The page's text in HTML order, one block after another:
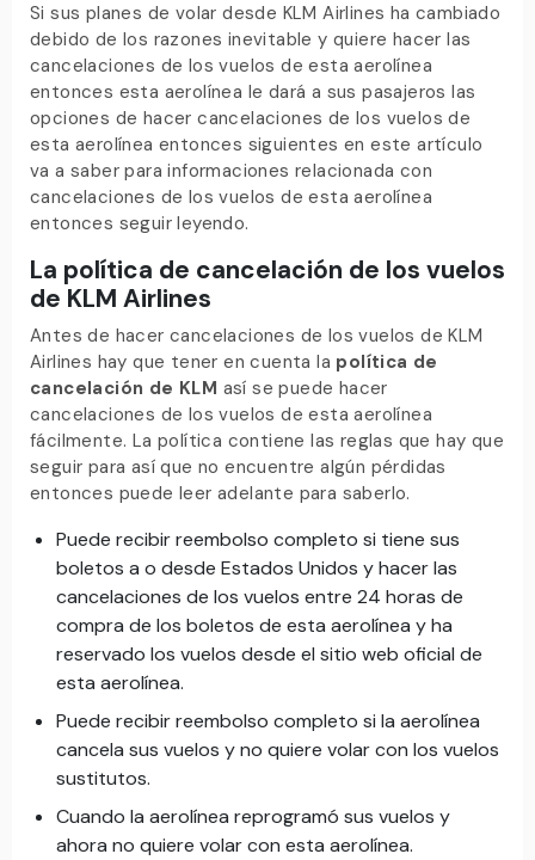
Si sus planes de volar desde KLM Airlines ha cambiado
debido de los razones inevitable y quiere hacer las
cancelaciones de los vuelos de esta aerolínea
entonces esta aerolínea le dará a sus pasajeros las
opciones de hacer cancelaciones de los vuelos de
esta aerolínea entonces siguientes en este artículo
va a saber para informaciones relacionada con
cancelaciones de los vuelos de esta aerolínea
entonces seguir leyendo.
La política de cancelación de los vuelos
de KLM Airlines
Antes de hacer cancelaciones de los vuelos de KLM
Airlines hay que tener en cuenta la política de
cancelación de KLM así se puede hacer
cancelaciones de los vuelos de esta aerolínea
fácilmente. La política contiene las reglas que hay que
seguir para así que no encuentre algún pérdidas
entonces puede leer adelante para saberlo.
Puede recibir reembolso completo si tiene sus
boletos a o desde Estados Unidos y hacer las
cancelaciones de los vuelos entre 24 horas de
compra de los boletos de esta aerolínea y ha
reservado los vuelos desde el sitio web oficial de
esta aerolínea.
Puede recibir reembolso completo si la aerolínea
cancela sus vuelos y no quiere volar con los vuelos
sustitutos.
Cuando la aerolínea reprogramó sus vuelos y
ahora no quiere volar con esta aerolínea.